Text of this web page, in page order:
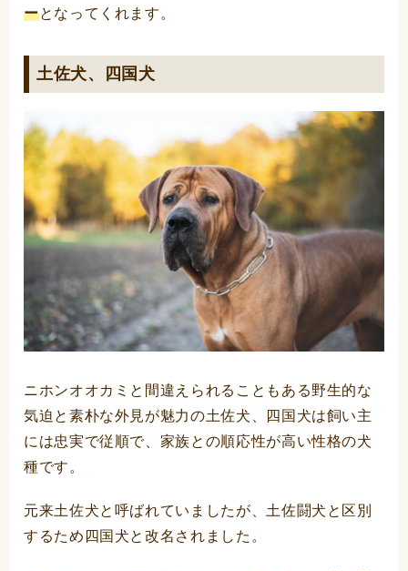
ーとなってくれます。
土佐犬、四国犬
ニホンオオカミと間違えられることもある野生的な
気迫と素朴な外見が魅力の土佐犬、四国犬は飼い主
には忠実で従順で、家族との順応性が高い性格の犬
種です。
元来土佐犬と呼ばれていましたが、土佐闘犬と区別
するため四国犬と改名されました。